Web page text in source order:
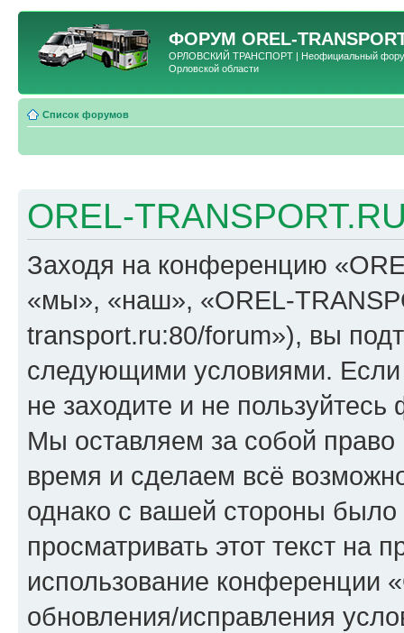
ФОРУМ OREL-
ОРЛОВСКИЙ ТРАНСПОРТ | Неофициальный форум
Орловской области
Список форумов
OREL-
Заходя на конференцию
«мы», «наш», «OREL-
transport.ru:80/forum»), вы
следующими условиями.
не заходите и не
Мы оставляем за собой
время и сделаем всё
однако с вашей стороны
просматривать этот текст на
использование конференции
обновления/исправления